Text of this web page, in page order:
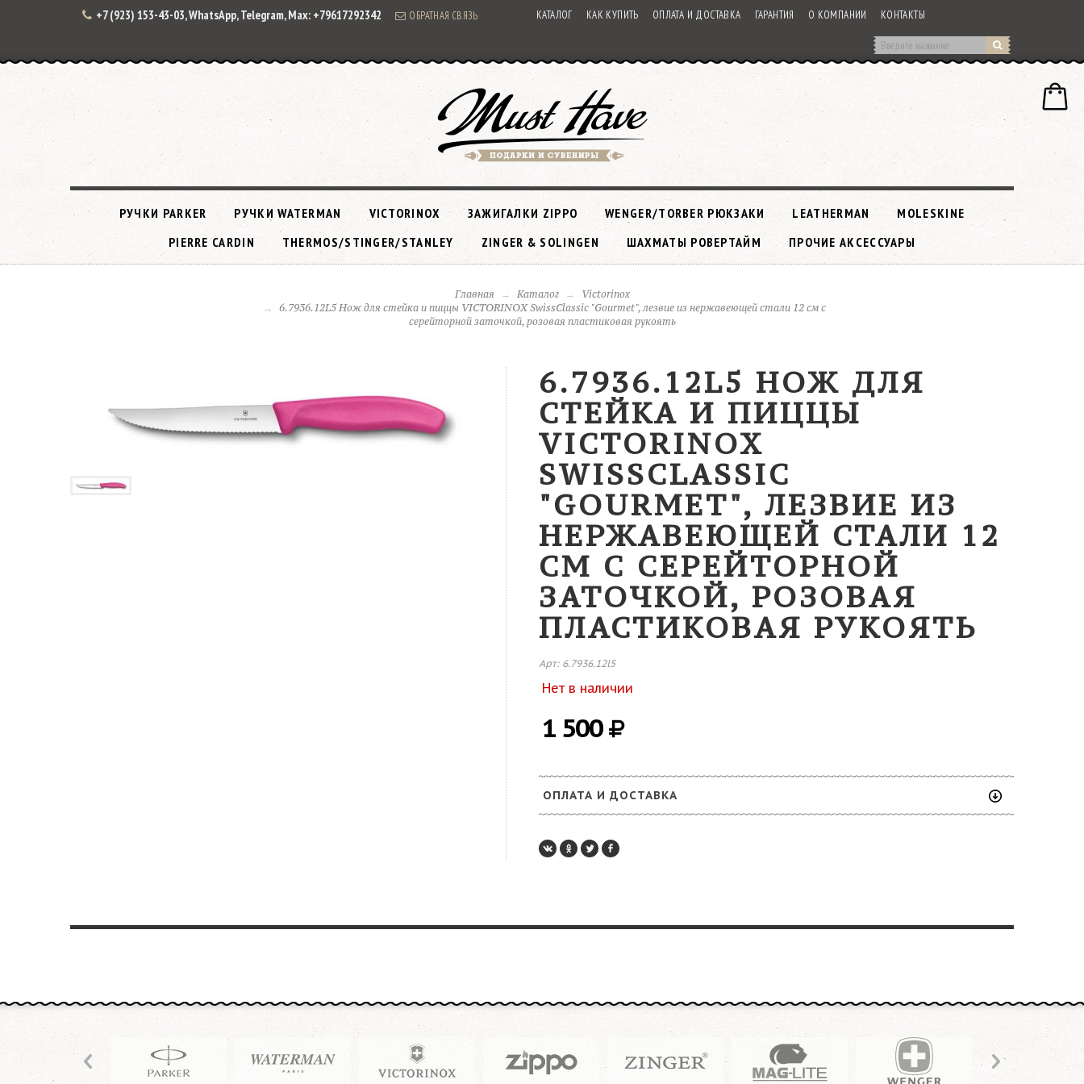
+7 (923) 153-43-03, WhatsApp, Telegram, Max: +79617292342 ОБРАТНАЯ СВЯЗЬ КАТАЛОГ КАК КУПИТЬ ОПЛАТА И ДОСТАВКА ГАРАНТИЯ О КОМПАНИИ КОНТАКТЫ
РУЧКИ PARKER РУЧКИ WATERMAN VICTORINOX ЗАЖИГАЛКИ ZIPPO WENGER/TORBER РЮКЗАКИ LEATHERMAN
MOLESKINE
PIERRE CARDIN
THERMOS/STINGER/STANLEY ZINGER & SOLINGEN ШАХМАТЫ РОВЕРТАЙМ ПРОЧИЕ АКСЕССУАРЫ
Главная Каталог
Victorinox
6.7936.12L5 Нож для стейка и пиццы VICTORINOX SwissClassic "Gourmet", лезвие из нержавеющей стали 12 см с
серейторной заточкой, розовая пластиковая рукоять
6.7936.12L5 НОЖ ДЛЯ
СТЕЙКА И ПИЦЦЫ
VICTORINOX
SWISSCLASSIC
"GOURMET", ЛЕЗВИЕ ИЗ
НЕРЖАВЕЮЩЕЙ СТАЛИ 12
СМ С СЕРЕЙТОРНОЙ
ЗАТОЧКОЙ, РОЗОВАЯ
ПЛАСТИКОВАЯ РУКОЯТЬ
Арт: 6.7936.12l5
Нет в наличии
1 500
ОПЛАТА И ДОСТАВКА